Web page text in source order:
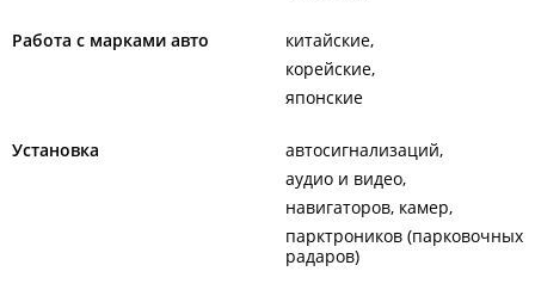
Работа с марками авто
китайские
корейские
японские
Установка
автосигнализаций
аудио и видео
навигаторов, камер
парктроников (парковочных
радаров)